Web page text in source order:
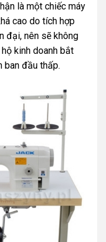
là một chiếc máy
cao do tích hợp
đại, nên sẽ không
kinh doanh bắt
ban đầu thấp.